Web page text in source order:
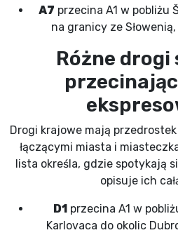
A7 przecina A1 w pobliżu
na granicy ze
Różne
Drogi krajowe mają
łączącymi miasta i
lista określa, gdzie spotykają
opisuje ich
D1przecina A1 w
Karlovaca do okolic